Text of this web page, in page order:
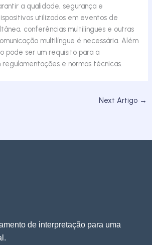
a qualidade, segurança e
utilizados em eventos de
conferências multilíngues e outras
multilíngue é necessária. Além
pode ser um requisito para a
e normas técnicas.
Next Artigo →
de interpretação para uma